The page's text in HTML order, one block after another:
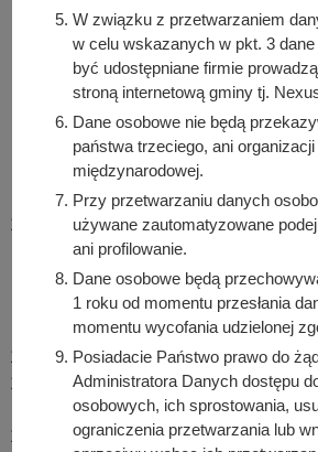
ograniczenia przetwarzania nie ma
odniesieniu do przechowywania, w
korzystania ze środków ochrony
ochrony praw innej osoby fizycznej
uwagi na ważne względy interesu
Europejskiej lub państwa
ogranicza przetwarzania danych
zakończenia postępowania o
prawo wniesienia skargi do
Danych Osobowych,
Moniuszki 1A, 00-014 Warszawa,
Państwa dane osobowe
przepisami RODO.
Nie przysługuje Państwu:
w związku z 17 ust. 3 lit. b, d lub e
usunięcia danych osobowych;
prawo do przenoszenia danych
W związku z przetwarzaniem
w celu wskazanych w pkt. 3
być udostępniane firmie
stroną internetową gminy tj.
Dane osobowe nie będą
państwa trzeciego, ani organizacji
międzynarodowej.
Przy przetwarzaniu danych
używane zautomatyzowane
ani profilowanie.
Dane osobowe będą
1 roku od momentu przesłania
momentu wycofania udzielonej
Posiadacie Państwo prawo do
Administratora Danych dostępu
osobowych, ich sprostowania,
ograniczenia przetwarzania lub